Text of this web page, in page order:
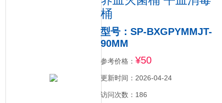
桶
型号：SP-BXGPYMMJT-
90MM
参考价格： ¥50
更新时间：2026-04-24
访问次数：186